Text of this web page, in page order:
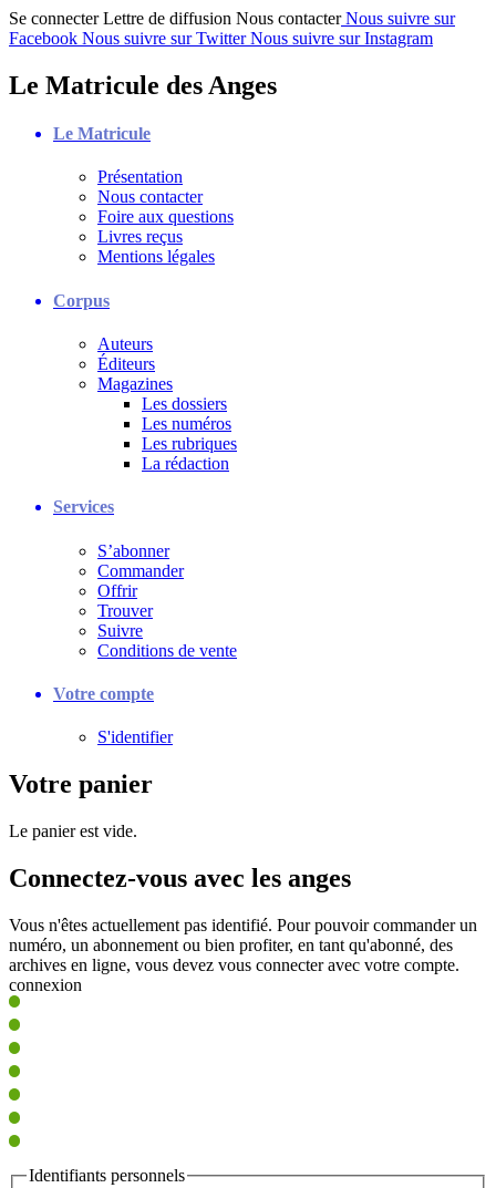
Se connecter Lettre de diffusion Nous contacter Nous suivre sur
Facebook Nous suivre sur Twitter Nous suivre sur Instagram
Le Matricule des Anges
Le Matricule
Présentation
Nous contacter
Foire aux questions
Livres reçus
Mentions légales
Corpus
Auteurs
Éditeurs
Magazines
Les dossiers
Les numéros
Les rubriques
La rédaction
Services
S’abonner
Commander
Offrir
Trouver
Suivre
Conditions de vente
Votre compte
S'identifier
Votre panier
Le panier est vide.
Connectez-vous avec les anges
Vous n'êtes actuellement pas identifié. Pour pouvoir commander un
numéro, un abonnement ou bien profiter, en tant qu'abonné, des
archives en ligne, vous devez vous connecter avec votre compte.
connexion
Identifiants personnels